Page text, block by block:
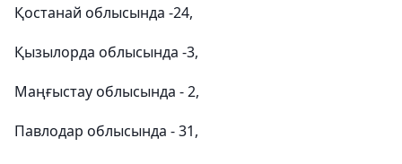
Қостанай облысында -24,
Қызылорда облысында -3,
Маңғыстау облысында - 2,
Павлодар облысында - 31,